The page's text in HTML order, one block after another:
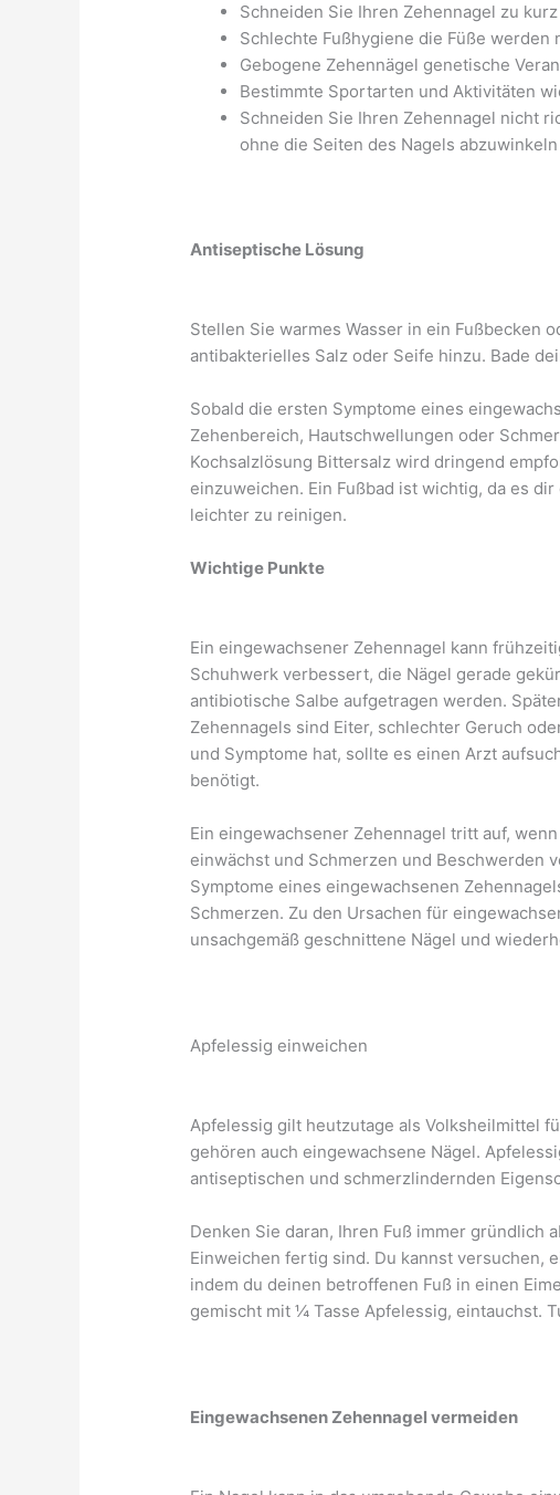
Schneiden Sie Ihren Zehennagel zu
Schlechte Fußhygiene die Füße
Gebogene Zehennägel genetische
Bestimmte Sportarten und Aktivitäten
Schneiden Sie Ihren Zehennagel nicht
ohne die Seiten des Nagels abzuwinkeln
Antiseptische Lösung
Stellen Sie warmes Wasser in ein Fußbecken
antibakterielles Salz oder Seife hinzu. Bade
Sobald die ersten Symptome eines
Zehenbereich, Hautschwellungen oder
Kochsalzlösung Bittersalz wird dringend
einzuweichen. Ein Fußbad ist wichtig, da es
leichter zu reinigen.
Wichtige Punkte
Ein eingewachsener Zehennagel kann
Schuhwerk verbessert, die Nägel gerade
antibiotische Salbe aufgetragen werden.
Zehennagels sind Eiter, schlechter Geruch
und Symptome hat, sollte es einen Arzt
benötigt.
Ein eingewachsener Zehennagel tritt auf,
einwächst und Schmerzen und Beschwerden
Symptome eines eingewachsenen
Schmerzen. Zu den Ursachen für
unsachgemäß geschnittene Nägel und
Apfelessig einweichen
Apfelessig gilt heutzutage als Volksheilmittel
gehören auch eingewachsene Nägel.
antiseptischen und schmerzlindernden
Denken Sie daran, Ihren Fuß immer gründlich
Einweichen fertig sind. Du kannst versuchen,
indem du deinen betroffenen Fuß in einen
gemischt mit ¼ Tasse Apfelessig, eintauchst.
Eingewachsenen Zehennagel vermeiden